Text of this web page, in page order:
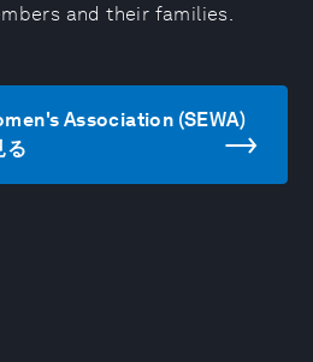
and their families.
Association (SEWA)
る